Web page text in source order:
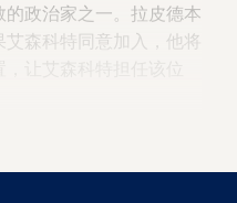
政治家之一。拉皮德本
森科特同意加入，他将